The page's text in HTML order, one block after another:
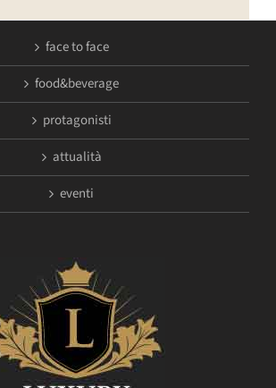
face to face
food&beverage
protagonisti
attualità
eventi